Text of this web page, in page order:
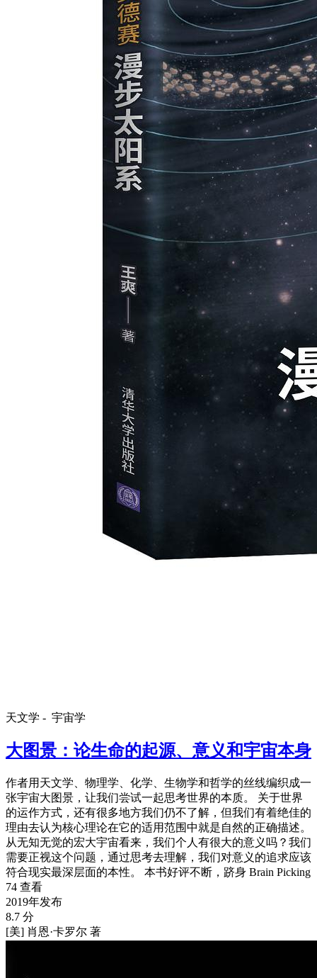
天文学 - 宇宙学
大图景：论生命的起源、意义和宇宙本身
作者用天文学、物理学、化学、生物学和哲学的丝线编织成一
张宇宙大图景，让我们尝试一起思考世界的本质。 关于世界
的运作方式，还有很多地方我们仍不了解，但我们有着绝佳的
理由去认为核心理论在它的适用范围中就是自然的正确描述。
从无知无觉的宏大宇宙看来，我们个人有很大的意义吗？我们
需要正视这个问题，通过思考去理解，我们对意义的追求应该
符合现实最深层面的本性。 本书好评不断，跻身 Brain Picking
74 查看
2019年发布
8.7 分
[美] 肖恩·卡罗尔 著